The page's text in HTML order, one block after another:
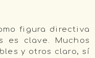
figura directiva
es clave. Muchos
y otros claro, sí